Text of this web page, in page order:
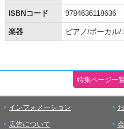
ISBNコード 9784636118636
楽器 ピアノ/ボーカル/
特集ページ一
インフォメーション
広告について